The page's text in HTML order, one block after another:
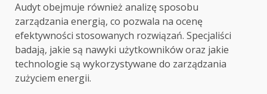
Audyt obejmuje również analizę sposobu
zarządzania energią, co pozwala na ocenę
efektywności stosowanych rozwiązań. Specjaliści
badają, jakie są nawyki użytkowników oraz jakie
technologie są wykorzystywane do zarządzania
zużyciem energii.